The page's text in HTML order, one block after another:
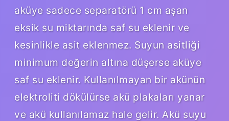
aküye sadece separatörü 1 cm aşan
eksik su miktarında saf su eklenir ve
kesinlikle asit eklenmez. Suyun asitliği
minimum değerin altına düşerse aküye
saf su eklenir. Kullanılmayan bir akünün
elektroliti dökülürse akü plakaları yanar
ve akü kullanılamaz hale gelir. Akü suyu